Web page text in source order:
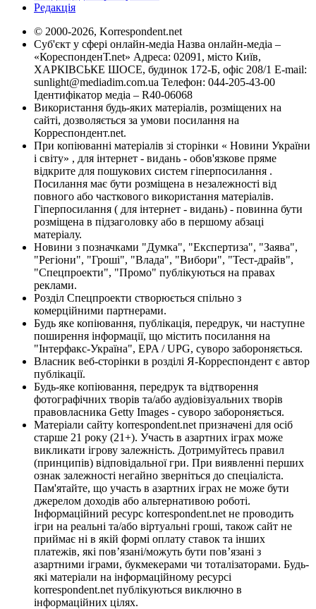
Редакція
© 2000-2026, Korrespondent.net
Суб'єкт у сфері онлайн-медіа Назва онлайн-медіа –
«КореспонденТ.net» Адреса: 02091, місто Київ,
ХАРКІВСЬКЕ ШОСЕ, будинок 172-Б, офіс 208/1 E-mail:
sunlight@mediadim.com.ua Телефон: 044-205-43-00
Ідентифікатор медіа – R40-06068
Використання будь-яких матеріалів, розміщених на
сайті, дозволяється за умови посилання на
Корреспондент.net.
При копіюванні матеріалів зі сторінки « Новини України
і світу» , для інтернет - видань - обов'язкове пряме
відкрите для пошукових систем гіперпосилання .
Посилання має бути розміщена в незалежності від
повного або часткового використання матеріалів.
Гіперпосилання ( для інтернет - видань) - повинна бути
розміщена в підзаголовку або в першому абзаці
матеріалу.
Новини з позначками "Думка", "Експертиза", "Заява",
"Регіони", "Гроші", "Влада", "Вибори", "Тест-драйв",
"Спецпроекти", "Промо" публікуються на правах
реклами.
Розділ Спецпроекти створюється спільно з
комерційними партнерами.
Будь яке копіювання, публікація, передрук, чи наступне
поширення інформації, що містить посилання на
"Інтерфакс-Україна", EPA / UPG, суворо забороняється.
Власник веб-сторінки в розділі Я-Корреспондент є автор
публікації.
Будь-яке копіювання, передрук та відтворення
фотографічних творів та/або аудіовізуальних творів
правовласника Getty Images - суворо забороняється.
Матеріали сайту korrespondent.net призначені для осіб
старше 21 року (21+). Участь в азартних іграх може
викликати ігрову залежність. Дотримуйтесь правил
(принципів) відповідальної гри. При виявленні перших
ознак залежності негайно зверніться до спеціаліста.
Пам'ятайте, що участь в азартних іграх не може бути
джерелом доходів або альтернативою роботі.
Інформаційний ресурс korrespondent.net не проводить
ігри на реальні та/або віртуальні гроші, також сайт не
приймає ні в якій формі оплату ставок та інших
платежів, які пов’язані/можуть бути пов’язані з
азартними іграми, букмекерами чи тоталізаторами. Будь-
які матеріали на інформаційному ресурсі
korrespondent.net публікуються виключно в
інформаційних цілях.